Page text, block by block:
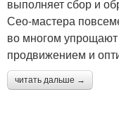
выполняет сбор и
Сео-мастера
во многом
продвижением и
читать дальше →